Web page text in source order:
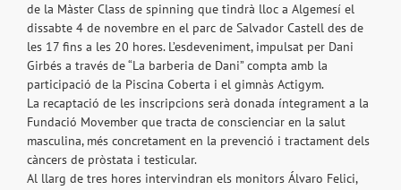
de la Màster Class de spinning que tindrà lloc a Algemesí el
dissabte 4 de novembre en el parc de Salvador Castell des de
les 17 fins a les 20 hores. L’esdeveniment, impulsat per Dani
Girbés a través de “La barberia de Dani” compta amb la
participació de la Piscina Coberta i el gimnàs Actigym.
La recaptació de les inscripcions serà donada íntegrament a la
Fundació Movember que tracta de conscienciar en la salut
masculina, més concretament en la prevenció i tractament dels
càncers de pròstata i testicular.
Al llarg de tres hores intervindran els monitors Álvaro Felici,